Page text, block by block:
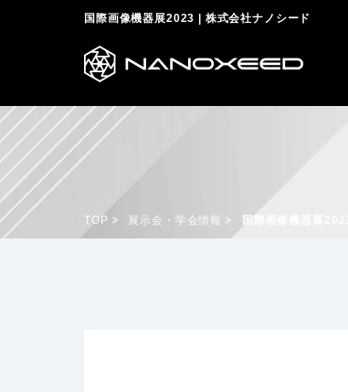
国際画像機器展2023 | 株式会社ナノシード
TOP 展示会・学会情報 国際画像機器展2023